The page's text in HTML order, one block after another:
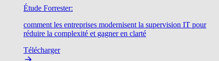
Étude Forrester:
comment les entreprises modernisent la supervision IT pour
réduire la complexité et gagner en clarté
Télécharger